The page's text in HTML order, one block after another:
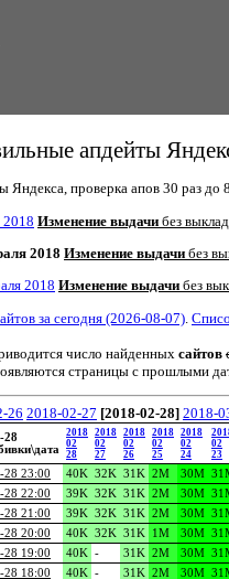
апдейты
Яндекса, проверка апов 30 раз до
2018 Изменение выдачи без
2018 Изменение выдачи без
2018 Изменение выдачи без
за сегодня (2026-08-07)
число найденных сайтов
страницы с прошлыми
26 2018-02-27 [2018-02-28] 2018-
28
2018
02
28
2018
02
27
2018
02
26
2018
02
25
2018
02
24
02
23
28 23:00 40K 32K 31K 2M 30M
28 22:00
39K 32K 31K 2M 30M
28 21:00
39K 32K 31K 2M 30M
28 20:00
40K 32K 31K 1M 30M
28 19:00
40K - 31K 2M 30M
28 18:00
40K - 31K 2M 30M